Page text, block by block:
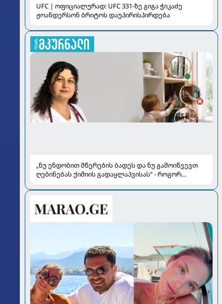
UFC | ოფიციალურად: UFC 331-ზე გიგა ჭიკაძე
ჟოანდერსონ ბრიტოს დაუპირისპირდება
„ნუ ენდობით მწერების ბადეს და ნუ გამოიწვევთ
ღებინებას ქიმიის გადაყლაპვისას“ - როგორ
სალომე ახვლედიანის რჩევები